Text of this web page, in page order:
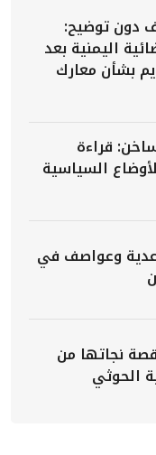
دون توضيح:
اليمنية بعد
بشأن معارك
قراءة
السياسية
وعواصف في
نجاتها من
الحوثي